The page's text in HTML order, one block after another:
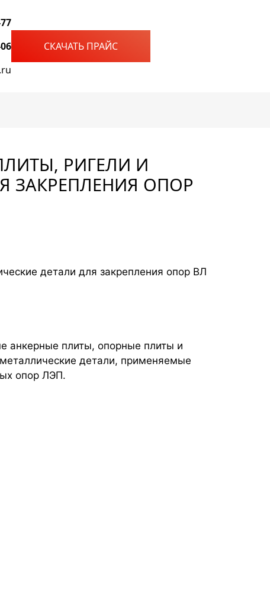
СКАЧАТЬ ПРАЙС
РИГЕЛИ И
ЗАКРЕПЛЕНИЯ ОПОР
детали для закрепления опор ВЛ
анкерные плиты, опорные плиты и
детали, применяемые
опор ЛЭП.